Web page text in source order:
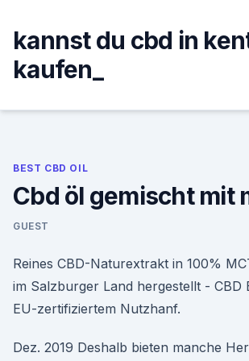
content
kannst du cbd in
kaufen_
BEST CBD OIL
Cbd öl gemischt mit
GUEST
Reines CBD-Naturextrakt in 100%
im Salzburger Land hergestellt - CBD
EU-zertifiziertem Nutzhanf.
Dez. 2019 Deshalb bieten manche